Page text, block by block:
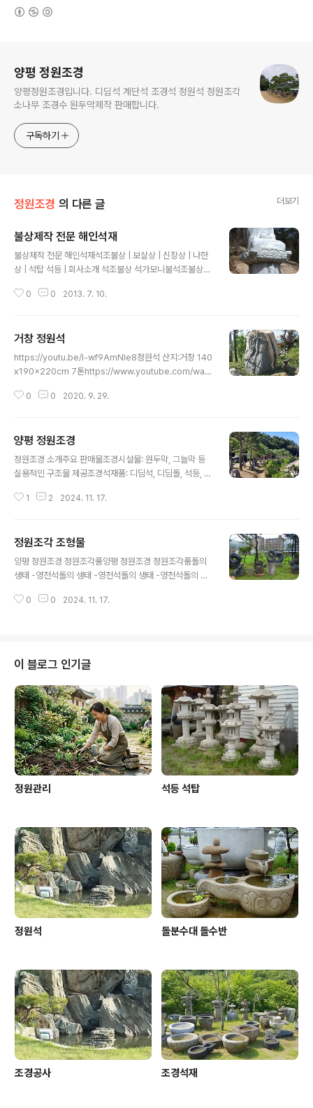
양평 정원조경
양평정원조경입니다. 디딤석 계단석 조경석 정원석 정원조각
소나무 조경수 원두막제작 판매합니다.
구독하기
정원조경 의 다른 글 더보기
불상제작 전문 해인석재
불상제작 전문 해인석재석조불상 | 보살상 | 신장상 | 나한
상 | 석탑 석등 | 회사소개 석조불상 석가모니불석조불상
량수전 우측 편 봉안 좌대포함 3미터아미타불 대구 통천사
석가여래불 백화암봉안경기도 양주군 주내면 유양리 산 4
0번지약사여래불 높이 6척 180cm 표면처리 정잔다듬약
사여래불 높이 6척 180cm 좌대포함 3m비로자나불 높이
장상 | 나한상 | 석탑 석등 |회사소개 주소: 경기도 양평군
0 0 2013. 7. 10.
거창 정원석
https://youtu.be/I-wf9AmNIe8정원석 산지:거창 140
x190x220cm 7톤https://www.youtube.com/watc
천면 옥천리 75 문의 01040252435 Copyright ⓒ 2
0 0 2020. 9. 29.
양평 정원조경
정원조경 소개주요 판매물조경시설물: 원두막, 그늘막 등
실용적인 구조물 제공조경석재품: 디딤석, 디딤돌, 석등, 석
경수 및 식물: 소나무, 사이프러스, 상록수, 관목류 등설계
도를 높이는 녹지, 휴게공간, 산책로 등의 계획조경식재식
물: 시각적 아름다움과 기능성(예: 그늘 제공, 공기 정화)을
고려한 초본, 나무, 관목 선택소재: 석재, 목재, 철제 등 경관
편의를 위한 추가 요소 제공유지 관리정기적인 전정과 청
1 2 2024. 11. 17.
정원조각 조형물
양평 정원조경 정원조각품양평 정원조경 정원조각품돌의
생태 -영천석돌의 생태 -영천석돌의 생태 -영천석돌의 생
0x32x102오석 100x32x102모자 영천석모자 영천석
110x44x86오석 110x44x86오석 55x18x38오석 1
15x36x116오석 115x36x116오석 115x36x116부자
영천석오석 815영천석 - 비상2오석 - 산격리 영천석오석
70애우 73x60x60수반 157오석 68x15x45환경조각
255x80x150경기도 양평군 옥천면옥천리 75번지..
0 0 2024. 11. 17.
이 블로그 인기글
정원관리 석등 석탑
정원석 돌분수대 돌수반
조경공사 조경석재